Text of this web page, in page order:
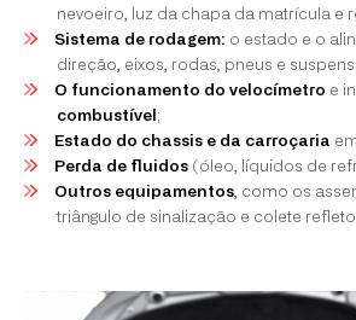
nevoeiro, luz da chapa da matrícula e
Sistema de rodagem: o estado e o
direção, eixos, rodas, pneus e
O funcionamento do velocímetro e
combustível ;
Estado do chassis e da carroçaria
Perda de fluidos(óleo, líquidos de
Outros equipamentos, como os
triângulo de sinalização e colete